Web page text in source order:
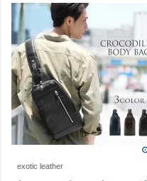
exotic leather